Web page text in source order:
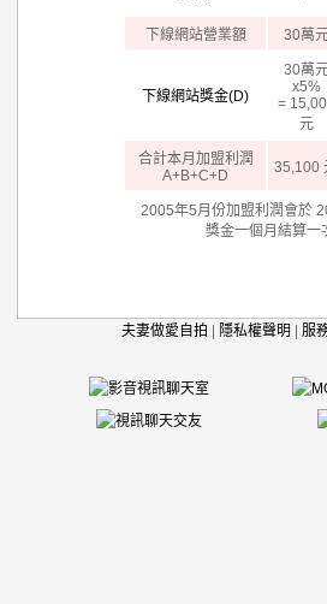
下線網站營業額 30萬
下線網站獎金(D)
30萬
x5%
=
元
合計本月加盟利潤
A+B+C+D
35,100
2005年5月份加盟利潤會於
獎金一個月結算一
夫妻做愛自拍 隱私權聲明 服